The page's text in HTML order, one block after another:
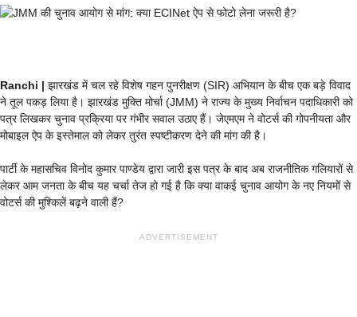
Ranchi | झारखंड में चल रहे विशेष गहन पुनरीक्षण (SIR) अभियान के बीच एक बड़े विवाद
ने तूल पकड़ लिया है। झारखंड मुक्ति मोर्चा (JMM) ने राज्य के मुख्य निर्वाचन पदाधिकारी को
पत्र लिखकर चुनाव प्रक्रिया पर गंभीर सवाल उठाए हैं। जेएमएम ने वोटर्स की गोपनीयता और
मोबाइल ऐप के इस्तेमाल को लेकर तुरंत स्पष्टीकरण देने की मांग की है।
पार्टी के महासचिव विनोद कुमार पाण्डेय द्वारा जारी इस पत्र के बाद अब राजनीतिक गलियारों से
लेकर आम जनता के बीच यह चर्चा तेज हो गई है कि क्या वाकई चुनाव आयोग के नए नियमों से
वोटर्स की मुश्किलें बढ़ने वाली हैं?
ADVERTISEMENT